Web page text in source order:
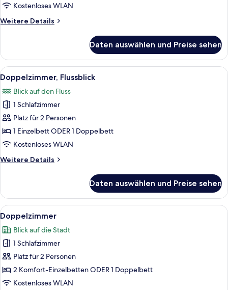
Kostenloses WLAN
Weitere Details
Weitere
Flussblick
Daten auswählen und Preise sehen
Alle
Fotos
für
Doppelzimmer,
Flussblick
anzeigen
Ein Zimmer mit Fenster, blauem
14
Doppelzimmer, Flussblick
Blick auf den Fluss
1 Schlafzimmer
Platz für 2 Personen
1 Einzelbett ODER 1 Doppelbett
Kostenloses WLAN
Weitere Details
Weitere
Flussblick
Daten auswählen und Preise sehen
Alle
Fotos
für
Doppelzimmer
anzeigen
Ein modernes Schlafzimmer mit Bett,
14
Doppelzimmer
Blick auf die Stadt
1 Schlafzimmer
Platz für 2 Personen
2 Komfort-Einzelbetten ODER 1 Doppelbett
Kostenloses WLAN